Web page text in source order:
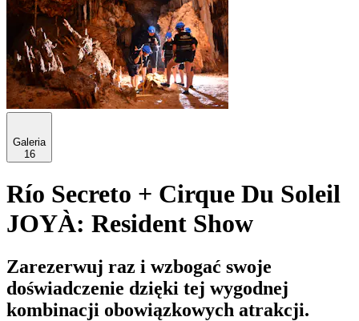
Galeria
16
Río Secreto + Cirque Du Soleil
JOYÀ: Resident Show
Zarezerwuj raz i wzbogać swoje
doświadczenie dzięki tej wygodnej
kombinacji obowiązkowych atrakcji.